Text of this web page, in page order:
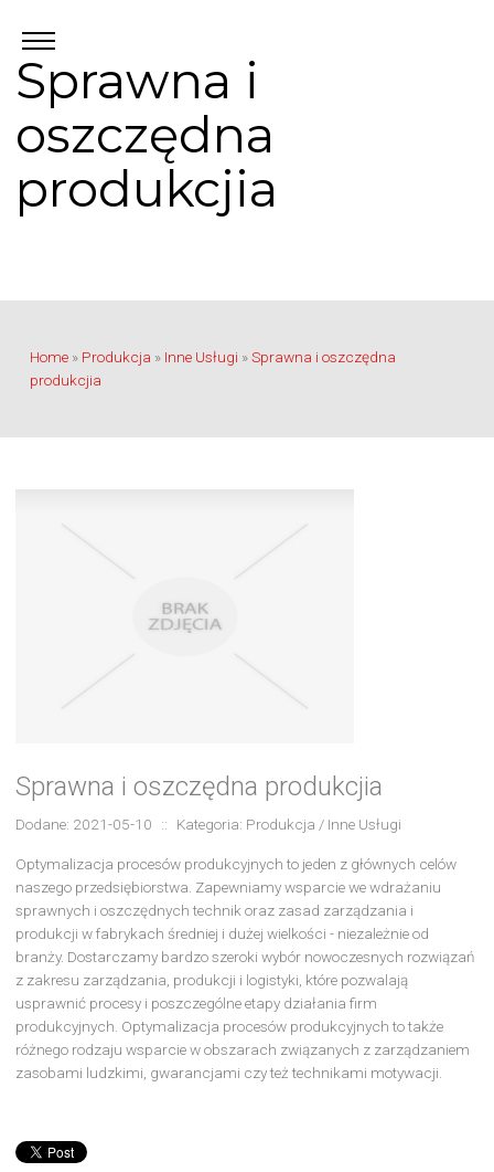
Sprawna i
oszczędna
produkcjia
Home » Produkcja » Inne Usługi »Sprawna i oszczędna
produkcjia
Sprawna i oszczędna produkcjia
Dodane: 2021-05-10 :: Kategoria: Produkcja / Inne Usługi
Optymalizacja procesów produkcyjnych to jeden z głównych celów
naszego przedsiębiorstwa. Zapewniamy wsparcie we wdrażaniu
sprawnych i oszczędnych technik oraz zasad zarządzania i
produkcji w fabrykach średniej i dużej wielkości - niezależnie od
branży. Dostarczamy bardzo szeroki wybór nowoczesnych rozwiązań
z zakresu zarządzania, produkcji i logistyki, które pozwalają
usprawnić procesy i poszczególne etapy działania firm
produkcyjnych. Optymalizacja procesów produkcyjnych to także
różnego rodzaju wsparcie w obszarach związanych z zarządzaniem
zasobami ludzkimi, gwarancjami czy też technikami motywacji.